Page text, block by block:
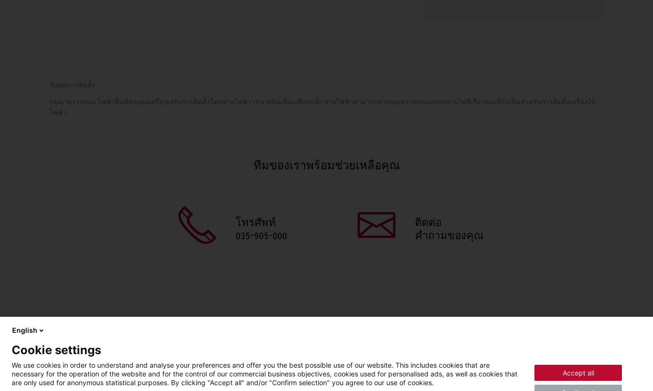
ข้อมูลการติดตั้ง
กรุณาตรวจสอบ ไฟฟ้าพื้นที่ของคุณหรือ ขอรับการติดตั้งโดยช่างไฟฟ้า เช่น พร้อมที่จะเสียบปลั๊ก ช่างไฟฟ้าสามารถช่วยคุณตรวจสอบแหล่งจ่ายไฟที่เกี่ยวข้องที่จำเป็นสำหรับการติดตั้งเครื่องใช้
ไฟฟ้า
ทีมของเราพร้อมช่วยเหลือคุณ
โทรศัพท์
035-905-000
ติดต่อ
คำถามของคุณ
Facebook X LinkedIn Line
English
Cookie settings
We use cookies in order to understand and analyse your preferences and offer you the best possible use of our website. This includes cookies that are
necessary for the operation of the website and for the control of our commercial business objectives, cookies used for personalised ads, as well as cookies that
are only used for anonymous statistical purposes. By clicking "Accept all" and/or "Confirm selection" you agree to our use of cookies.
Accept all